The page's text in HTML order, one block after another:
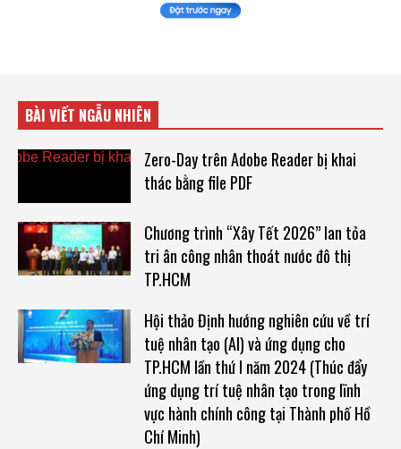
BÀI VIẾT NGẪU NHIÊN
Zero-Day trên Adobe Reader bị khai
thác bằng file PDF
Chương trình “Xây Tết 2026” lan tỏa
tri ân công nhân thoát nước đô thị
TP.HCM
Hội thảo Định hướng nghiên cứu về trí
tuệ nhân tạo (AI) và ứng dụng cho
TP.HCM lần thứ I năm 2024 (Thúc đẩy
ứng dụng trí tuệ nhân tạo trong lĩnh
vực hành chính công tại Thành phố Hồ
Chí Minh)